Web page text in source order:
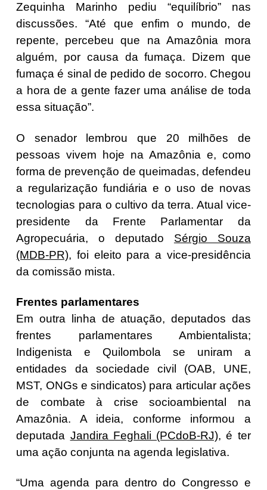
Zequinha Marinho pediu “equilíbrio” nas
discussões. “Até que enfim o mundo, de
repente, percebeu que na Amazônia mora
alguém, por causa da fumaça. Dizem que
fumaça é sinal de pedido de socorro. Chegou
a hora de a gente fazer uma análise de toda
essa situação”.
O senador lembrou que 20 milhões de
pessoas vivem hoje na Amazônia e, como
forma de prevenção de queimadas, defendeu
a regularização fundiária e o uso de novas
tecnologias para o cultivo da terra. Atual vice-
presidente da Frente Parlamentar da
Agropecuária, o deputado Sérgio Souza
(MDB-PR), foi eleito para a vice-presidência
da comissão mista.
Frentes parlamentares
Em outra linha de atuação, deputados das
frentes parlamentares Ambientalista;
Indigenista e Quilombola se uniram a
entidades da sociedade civil (OAB, UNE,
MST, ONGs e sindicatos) para articular ações
de combate à crise socioambiental na
Amazônia. A ideia, conforme informou a
deputada Jandira Feghali (PCdoB-RJ), é ter
uma ação conjunta na agenda legislativa.
“Uma agenda para dentro do Congresso e